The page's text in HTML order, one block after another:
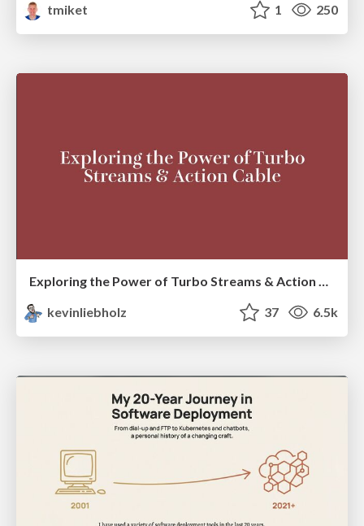
tmiket
1 250
Exploring the Power of Turbo Streams & Action Cable | RailsConf2023
kevinliebholz
37 6.5k